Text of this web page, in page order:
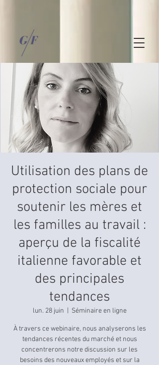
Utilisation des plans de
protection sociale pour
soutenir les mères et
les familles au travail :
aperçu de la fiscalité
italienne favorable et
des principales
tendances
lun. 28 juin Séminaire en ligne
À travers ce webinaire, nous analyserons les
tendances récentes du marché et nous
concentrerons notre discussion sur les
besoins des nouveaux employés et sur la